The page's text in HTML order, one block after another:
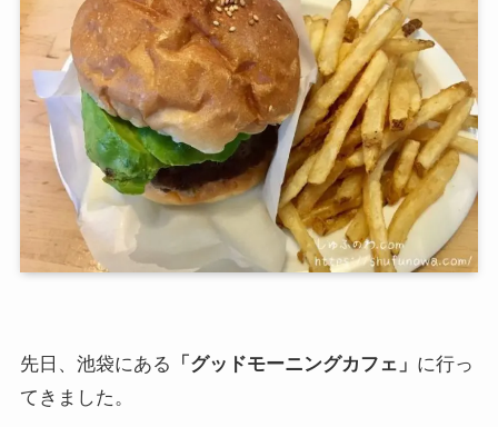
先日、池袋にある 「グッドモーニングカフェ」 に行っ
てきました。